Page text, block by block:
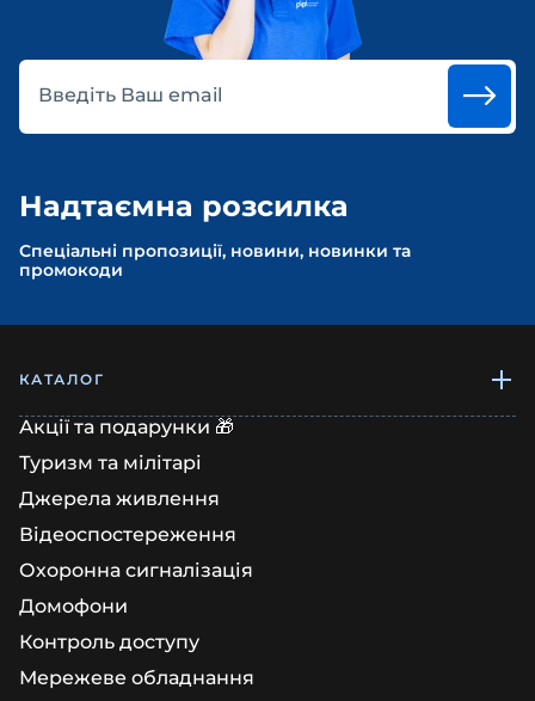
Введіть Ваш email
Надтаємна розсилка
Спеціальні пропозиції, новини, новинки та
промокоди
КАТАЛОГ
Акції та подарунки 🎁
Туризм та мілітарі
Джерела живлення
Відеоспостереження
Охоронна сигналізація
Домофони
Контроль доступу
Мережеве обладнання